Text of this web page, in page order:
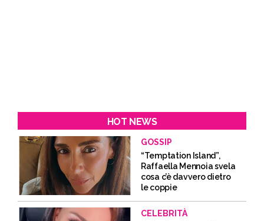
HOT NEWS
GOSSIP
“Temptation Island”,
Raffaella Mennoia svela
cosa c’è davvero dietro
le coppie
CELEBRITÀ